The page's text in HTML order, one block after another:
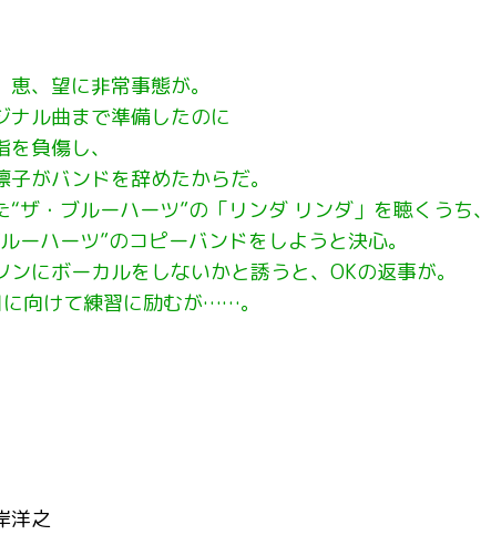
、望に非常事態が。
ナル曲まで準備したのに
負傷し、
がバンドを辞めたからだ。
ザ・ブルーハーツ”の「リンダ リンダ」を聴くうち、
ーハーツ”のコピーバンドをしようと決心。
にボーカルをしないかと誘うと、OKの返事が。
向けて練習に励むが……。
洋之